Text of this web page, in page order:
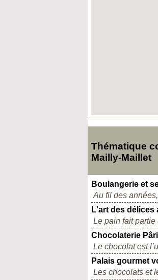
Thématique
Mailly-Maillet
Boulangerie et
Au fil des
L'art des délices
Le pain fait partie
Chocolaterie
Le chocolat est
Palais gourmet
Les chocolats et